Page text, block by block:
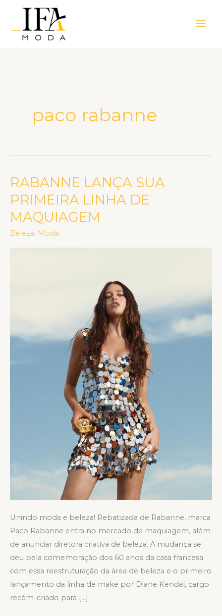
Menu
paco rabanne
RABANNE LANÇA SUA
PRIMEIRA LINHA DE
MAQUIAGEM
Beleza, Moda
Unindo moda e beleza! Rebatizada de Rabanne, marca
Paco Rabanne entra no mercado de maquiagem, além
de anunciar diretora criativa de beleza. A mudança se
deu pela comemoração dos 60 anos da casa francesa
com essa reestruturação da área de beleza e o primeiro
lançamento da linha de make por Diane Kendal, cargo
recém-criado para […]
RABANNE
LANÇA
SUA
PRIMEIRA
LINHA
DE